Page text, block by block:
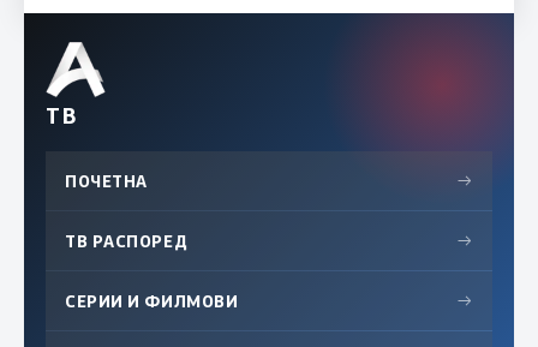
ТВ
ПОЧЕТНА →
ТВ РАСПОРЕД →
СЕРИИ И ФИЛМОВИ →